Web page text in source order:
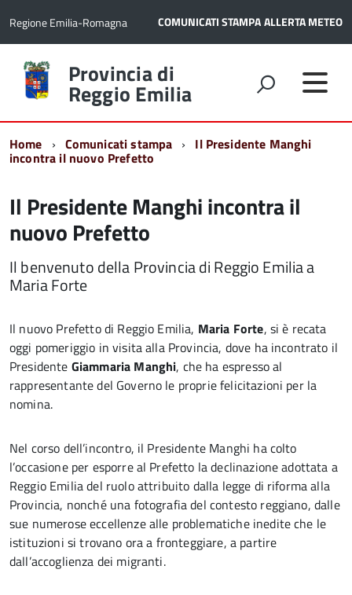
Regione Emilia-Romagna COMUNICATI STAMPAALLERTA METEO
Torna
alla
home
Provincia di
Reggio Emilia
Home Comunicati stampa Il Presidente Manghi
incontra il nuovo Prefetto
Il Presidente Manghi incontra il
nuovo Prefetto
Il benvenuto della Provincia di Reggio Emilia a
Maria Forte
Il nuovo Prefetto di Reggio Emilia, Maria Forte, si è recata
oggi pomeriggio in visita alla Provincia, dove ha incontrato il
Presidente Giammaria Manghi, che ha espresso al
rappresentante del Governo le proprie felicitazioni per la
nomina.
Nel corso dell’incontro, il Presidente Manghi ha colto
l’occasione per esporre al Prefetto la declinazione adottata a
Reggio Emilia del ruolo attribuito dalla legge di riforma alla
Provincia, nonché una fotografia del contesto reggiano, dalle
sue numerose eccellenze alle problematiche inedite che le
istituzioni si trovano ora a fronteggiare, a partire
dall’accoglienza dei migranti.